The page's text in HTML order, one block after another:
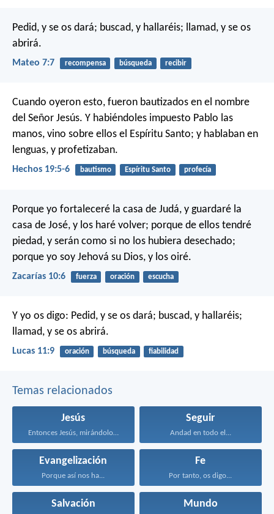
Pedid, y se os dará; buscad, y hallaréis; llamad, y se os
abrirá.
Mateo 7:7 recompensa búsqueda recibir
Cuando oyeron esto, fueron bautizados en el nombre
del Señor Jesús. Y habiéndoles impuesto Pablo las
manos, vino sobre ellos el Espíritu Santo; y hablaban en
lenguas, y profetizaban.
Hechos 19:5-6 bautismo Espíritu Santo profecía
Porque yo fortaleceré la casa de Judá, y guardaré la
casa de José, y los haré volver; porque de ellos tendré
piedad, y serán como si no los hubiera desechado;
porque yo soy Jehová su Dios, y los oiré.
Zacarías 10:6 fuerza oración escucha
Y yo os digo: Pedid, y se os dará; buscad, y hallaréis;
llamad, y se os abrirá.
Lucas 11:9 oración búsqueda fiabilidad
Temas relacionados
Jesús
Entonces Jesús, mirándolos, dijo...
Seguir
Andad en todo el...
Evangelización
Porque así nos ha...
Fe
Por tanto, os digo...
Salvación Mundo